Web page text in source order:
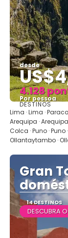
desde
4.128
Por pessoa
DESTINOS
Lima · Lima ·
Arequipa ·
Colca · Puno · Puno
Ollantaytambo ·
Gran
14 DESTINOS
DESCUBRA